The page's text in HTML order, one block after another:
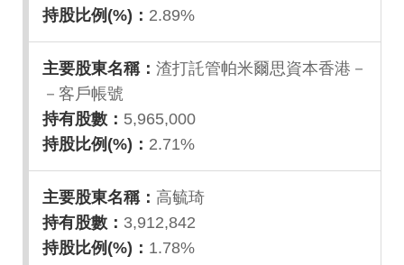
2.89%
渣打託管帕米爾思資本香港－
－客戶帳號
5,965,000
2.71%
高毓琦
3,912,842
1.78%